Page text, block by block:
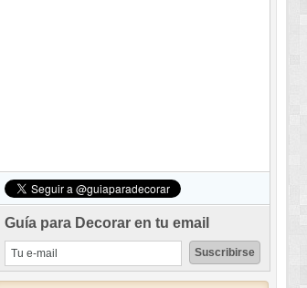
Guía para Decorar en tu email